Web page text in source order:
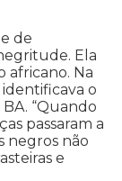
de
Ela
africano. Na
o
“Quando
passaram a
negros não
e